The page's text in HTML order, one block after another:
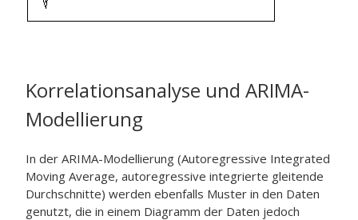
Korrelationsanalyse und ARIMA-
Modellierung
In der ARIMA-Modellierung (Autoregressive Integrated
Moving Average, autoregressive integrierte gleitende
Durchschnitte) werden ebenfalls Muster in den Daten
genutzt, die in einem Diagramm der Daten jedoch